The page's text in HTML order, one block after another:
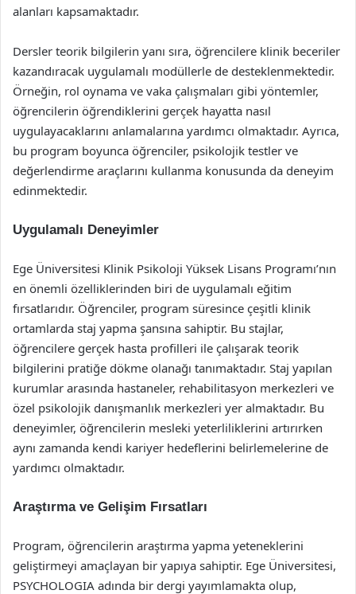
alanları kapsamaktadır.
Dersler teorik bilgilerin yanı sıra, öğrencilere klinik beceriler
kazandıracak uygulamalı modüllerle de desteklenmektedir.
Örneğin, rol oynama ve vaka çalışmaları gibi yöntemler,
öğrencilerin öğrendiklerini gerçek hayatta nasıl
uygulayacaklarını anlamalarına yardımcı olmaktadır. Ayrıca,
bu program boyunca öğrenciler, psikolojik testler ve
değerlendirme araçlarını kullanma konusunda da deneyim
edinmektedir.
Uygulamalı Deneyimler
Ege Üniversitesi Klinik Psikoloji Yüksek Lisans Programı’nın
en önemli özelliklerinden biri de uygulamalı eğitim
fırsatlarıdır. Öğrenciler, program süresince çeşitli klinik
ortamlarda staj yapma şansına sahiptir. Bu stajlar,
öğrencilere gerçek hasta profilleri ile çalışarak teorik
bilgilerini pratiğe dökme olanağı tanımaktadır. Staj yapılan
kurumlar arasında hastaneler, rehabilitasyon merkezleri ve
özel psikolojik danışmanlık merkezleri yer almaktadır. Bu
deneyimler, öğrencilerin mesleki yeterliliklerini artırırken
aynı zamanda kendi kariyer hedeflerini belirlemelerine de
yardımcı olmaktadır.
Araştırma ve Gelişim Fırsatları
Program, öğrencilerin araştırma yapma yeteneklerini
geliştirmeyi amaçlayan bir yapıya sahiptir. Ege Üniversitesi,
PSYCHOLOGIA adında bir dergi yayımlamakta olup,